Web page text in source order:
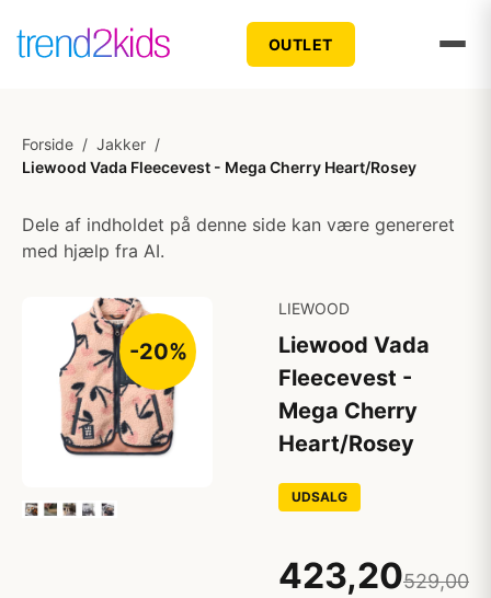
OUTLET
Forside / Jakker /
Liewood Vada Fleecevest - Mega Cherry Heart/Rosey
Dele af indholdet på denne side kan være genereret
med hjælp fra AI.
-20%
LIEWOOD
Liewood Vada
Fleecevest -
Mega Cherry
Heart/Rosey
UDSALG
423,20529,00